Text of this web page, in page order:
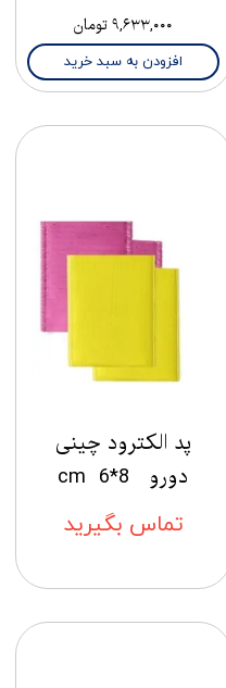
۹,۶۳۳,۰۰۰ تومان
افزودن به سبد خرید
پد الکترود چینی
دورو 8*6 cm
تماس بگیرید